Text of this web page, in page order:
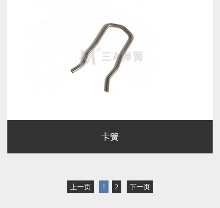
卡簧
上一页 1 2 下一页